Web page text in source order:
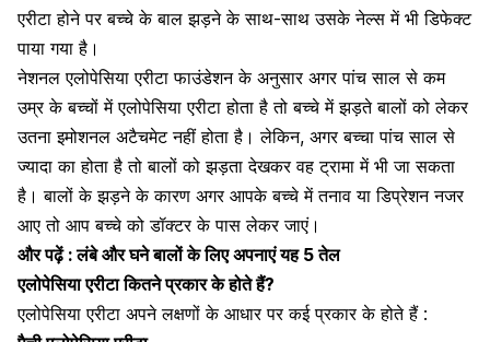
एरीटा होने पर बच्चे के बाल झड़ने के साथ-साथ उसके नेल्स में भी डिफेक्ट
पाया गया है।
नेशनल एलोपेसिया एरीटा फाउंडेशन के अनुसार अगर पांच साल से कम
उम्र के बच्चों में एलोपेसिया एरीटा होता है तो बच्चे में झड़ते बालों को लेकर
उतना इमोशनल अटैचमेट नहीं होता है। लेकिन, अगर बच्चा पांच साल से
ज्यादा का होता है तो बालों को झड़ता देखकर वहट्रामा में भी जा सकता
है ।बालों के झड़ने के कारण अगर आपके बच्चे में तनाव या डिप्रेशन नजर
आए तो आप बच्चे को डॉक्टर के पास लेकर जाएं।
और पढ़ें :लंबे और घने बालों के लिए अपनाएं यह 5 तेल
एलोपेसिया एरीटा कितने प्रकार के होते हैं?
एलोपेसिया एरीटा अपने लक्षणों के आधार पर कई प्रकार के होते हैं :